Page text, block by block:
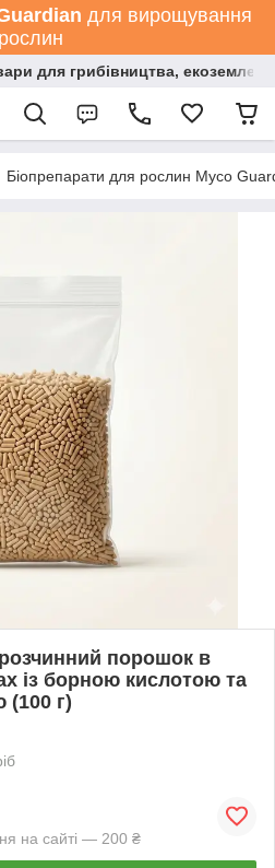
для вирощування
рослин
для грибівництва,
Біопрепарати для рослин Myco
порошок в
із борною кислотою та
г)
на сайті — 200 ₴